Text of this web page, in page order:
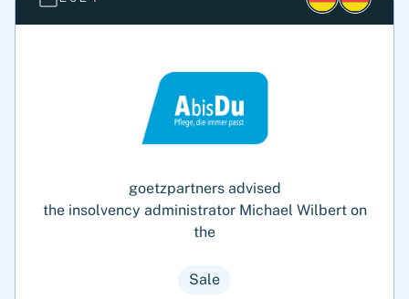
goetzpartners advised
the insolvency administrator Michael Wilbert on
the
Sale